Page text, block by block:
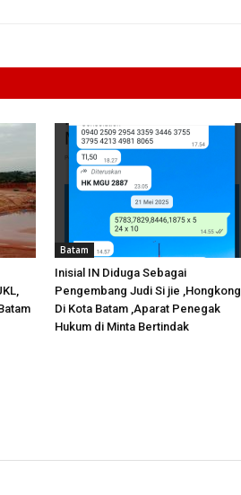
Batam
Inisial IN Diduga Sebagai
Pengembang Judi Si jie ,Hongkong
Di Kota Batam ,Aparat Penegak
Hukum di Minta Bertindak